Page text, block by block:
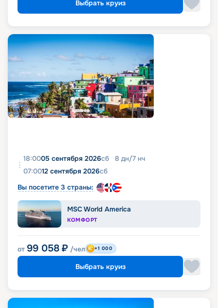
Выбрать круиз
18:0005 сентября 2026сб 8 дн/7 нч
07:0012 сентября 2026сб
Вы посетите 3 страны:
MSC World America
КОМФОРТ
от 99 058 ₽ /чел +1 000
Выбрать круиз